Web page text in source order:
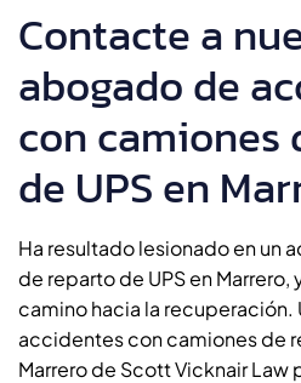
Contacte a
abogado de
con camiones
de UPS en
Ha resultado lesionado en un
de reparto de UPS en Marrero,
camino hacia la recuperación.
accidentes con camiones de
Marrero de Scott Vicknair Law